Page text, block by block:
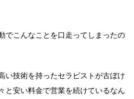
でこんなことを口走ってしまったの
い技術を持ったセラピストが古ぼけ
と安い料金で営業を続けているなん